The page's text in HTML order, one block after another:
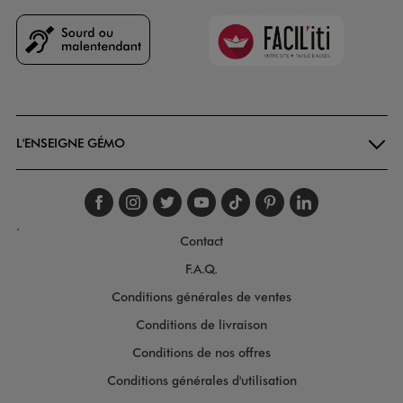
Faciliti
L'ENSEIGNE GÉMO
Suivez-nous sur
Suivez-nous sur
Suivez-nous sur
Suivez-nous
Suivez-nous
Suivez-
.
Contact
F.A.Q.
Conditions générales de ventes
Conditions de livraison
Conditions de nos offres
Conditions générales d'utilisation